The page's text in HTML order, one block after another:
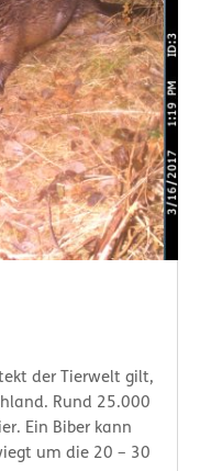
der Tierwelt gilt,
Rund 25.000
Ein Biber kann
um die 20 – 30